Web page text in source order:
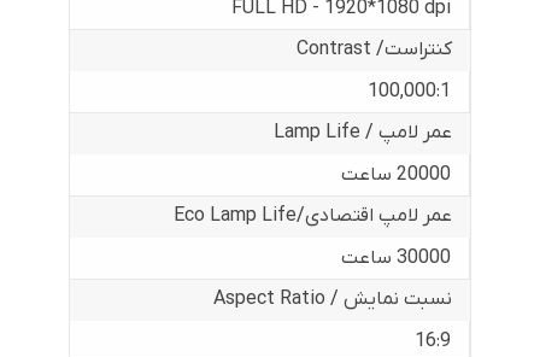
FULL HD - 1920*1080 dpi
کنتراست/ Contrast
100,000:1
عمر لامپ / Lamp Life
20000 ساعت
عمر لامپ اقتصادی/Eco Lamp Life
30000 ساعت
نسبت نمایش / Aspect Ratio
16:9